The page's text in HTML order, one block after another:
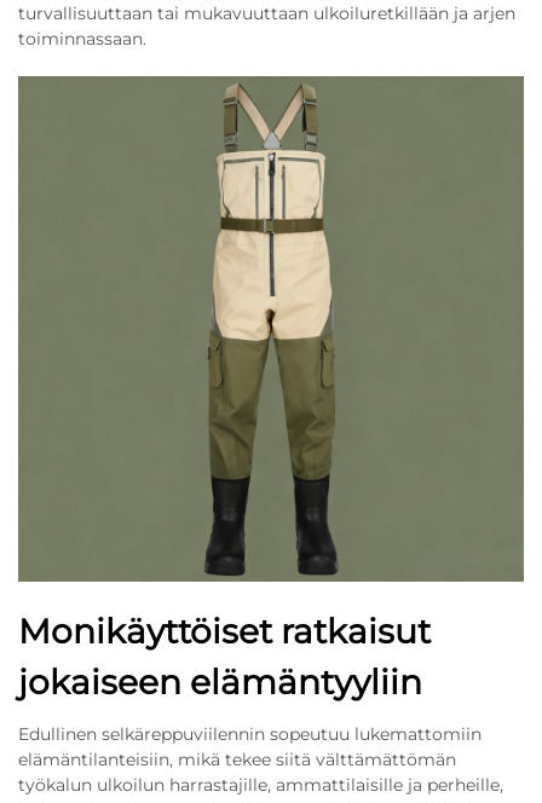
turvallisuuttaan tai mukavuuttaan ulkoiluretkillään ja arjen
toiminnassaan.
Monikäyttöiset ratkaisut
jokaiseen elämäntyyliin
Edullinen selkäreppuviilennin sopeutuu lukemattomiin
elämäntilanteisiin, mikä tekee siitä välttämättömän
työkalun ulkoilun harrastajille, ammattilaisille ja perheille,